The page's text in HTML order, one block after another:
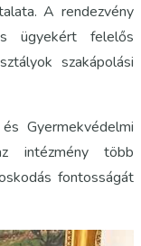
A rendezvény
ügyekért felelős
szakápolási
Gyermekvédelmi
intézmény több
fontosságát